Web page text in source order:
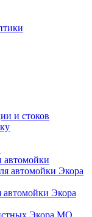
и стоков
автомойки
автомойки Экора
автомойки Экора
Экора МО